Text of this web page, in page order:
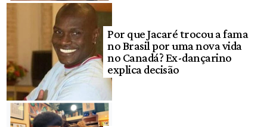
Por que Jacaré trocou a fama
no Brasil por uma nova vida
no Canadá? Ex-dançarino
explica decisão